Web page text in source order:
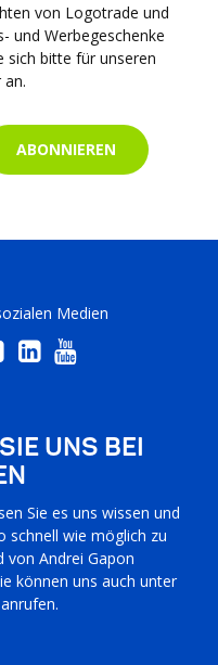
von Logotrade und
und Werbegeschenke
sich bitte für unseren
ABONNIEREN
Medien
UNS BEI
Sie es uns wissen und
schnell wie möglich zu
von Andrei Gapon
können uns auch unter